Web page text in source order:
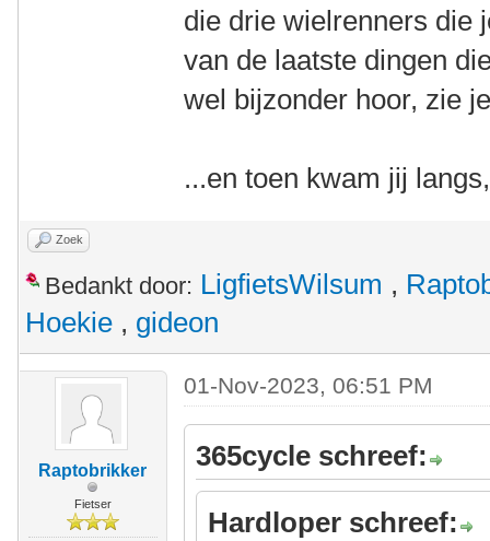
die drie wielrenners die
van de laatste dingen
wel bijzonder hoor, zie
...en toen kwam jij
Zoek
Bedankt door: LigfietsWilsum ,
Hoekie , gideon
Raptobrikker
Fietser
01-Nov-2023, 06:51 PM
365cycle schreef:
Hardloper schreef: